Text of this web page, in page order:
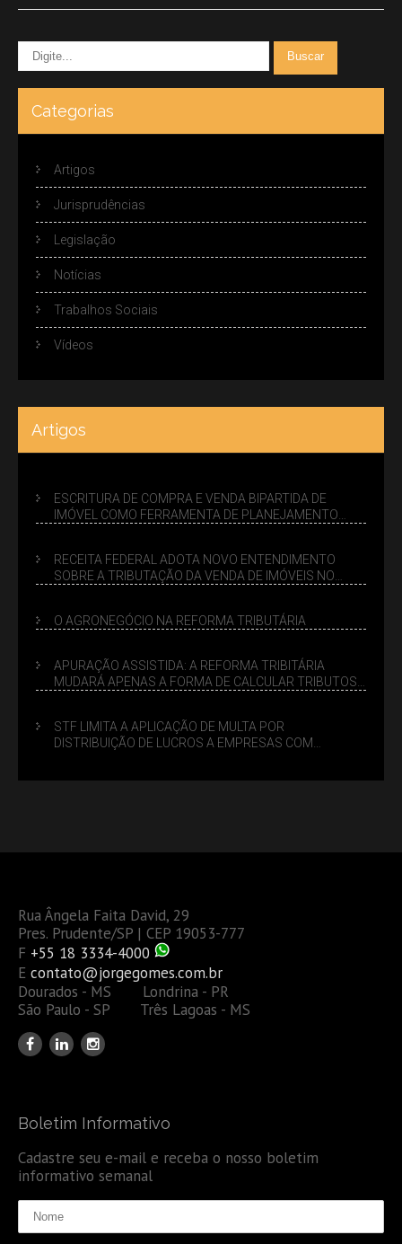
Categorias
Artigos
Jurisprudências
Legislação
Notícias
Trabalhos Sociais
Vídeos
Artigos
ESCRITURA DE COMPRA E VENDA BIPARTIDA DE
IMÓVEL COMO FERRAMENTA DE PLANEJAMENTO
RECEITA FEDERAL ADOTA NOVO ENTENDIMENTO
SOBRE A TRIBUTAÇÃO DA VENDA DE IMÓVEIS NO
O AGRONEGÓCIO NA REFORMA TRIBUTÁRIA
APURAÇÃO ASSISTIDA: A REFORMA TRIBITÁRIA
MUDARÁ APENAS A FORMA DE CALCULAR TRIBUTOS
STF LIMITA A APLICAÇÃO DE MULTA POR
DISTRIBUIÇÃO DE LUCROS A EMPRESAS COM
Rua Ângela Faita David, 29
Pres. Prudente/SP | CEP 19053-777
F +55 18 3334-4000
E contato@jorgegomes.com.br
Dourados - MS Londrina - PR
São Paulo - SP Três Lagoas - MS
Boletim Informativo
Cadastre seu e-mail e receba o nosso boletim
informativo semanal